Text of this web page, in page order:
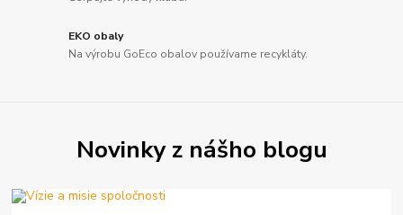
EKO obaly
Na výrobu GoEco obalov používame recykláty.
Novinky z nášho blogu